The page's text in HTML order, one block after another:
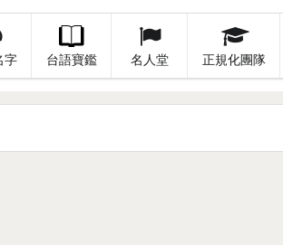
字 台語寶鑑 名人堂 正規化團隊